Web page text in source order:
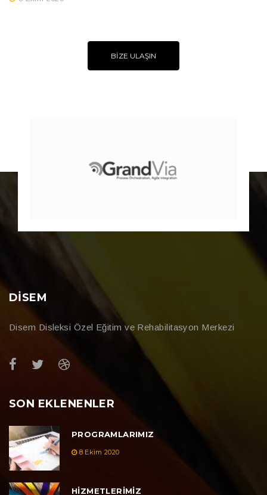
BİZE ULAŞIN
DİSEM
Disem Disleksi Özel Eğitim ve Rehabilitasyon Merkezi
SON EKLENENLER
PROGRAMLARIMIZ
8 Ekim 2020
HIZMETLERIMIZ